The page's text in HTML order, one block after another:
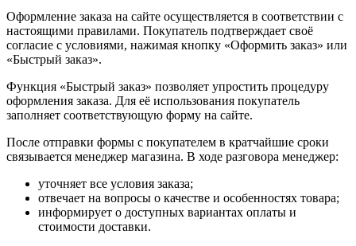
Оформление заказа на сайте осуществляется в соответствии с
настоящими правилами. Покупатель подтверждает своё
согласие с условиями, нажимая кнопку «Оформить заказ» или
«Быстрый заказ».
Функция «Быстрый заказ» позволяет упростить процедуру
оформления заказа. Для её использования покупатель
заполняет соответствующую форму на сайте.
После отправки формы с покупателем в кратчайшие сроки
связывается менеджер магазина. В ходе разговора менеджер:
уточняет все условия заказа;
отвечает на вопросы о качестве и особенностях товара;
информирует о доступных вариантах оплаты и
стоимости доставки.